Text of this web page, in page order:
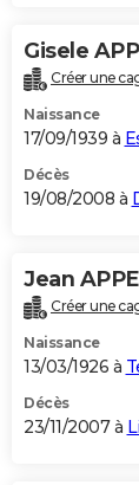
Gisele
Créer une
Naissance
17/09/1939 à
Décès
19/08/2008 à
Jean
Créer une
Naissance
13/03/1926 à
Décès
23/11/2007 à